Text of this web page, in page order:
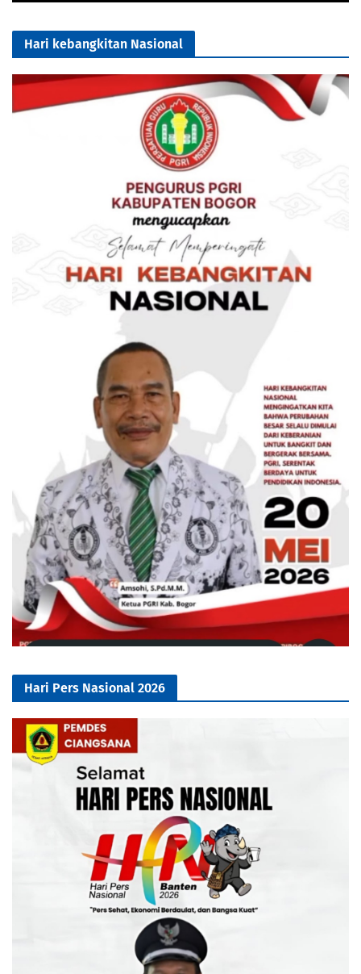
Hari kebangkitan Nasional
Hari Pers Nasional 2026